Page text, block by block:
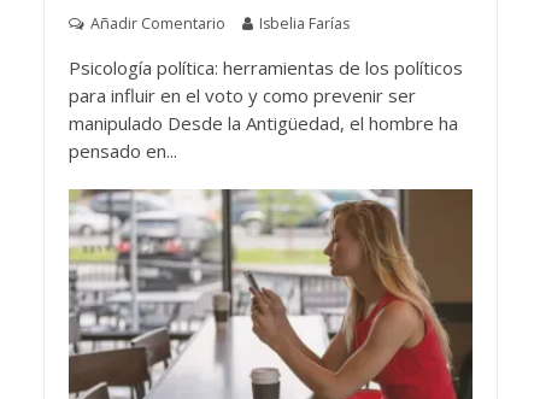
Añadir Comentario Isbelia Farías
Psicología política: herramientas de los políticos
para influir en el voto y como prevenir ser
manipulado Desde la Antigüedad, el hombre ha
pensado en...